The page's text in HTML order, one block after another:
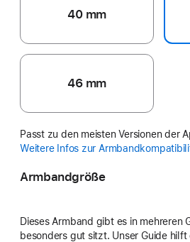
40 mm
46 mm
Passt zu den meisten Versionen der
Weitere Infos zur
Armbandgröße
Dieses Armband gibt es in mehreren
besonders gut sitzt. Unser Guide